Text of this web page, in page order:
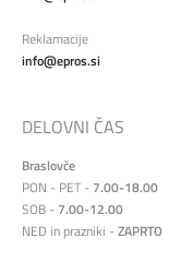
Reklamacije
info@epros.si
DELOVNI ČAS
Braslovče
PON - PET - 7.00-18.00
SOB - 7.00-12.00
NED in prazniki -ZAPRTO